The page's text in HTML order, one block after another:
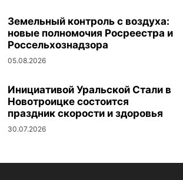
Земельный контроль с воздуха:
новые полномочия Росреестра и
Россельхознадзора
05.08.2026
Инициативой Уральской Стали в
Новотроицке состоится
праздник скорости и здоровья
30.07.2026